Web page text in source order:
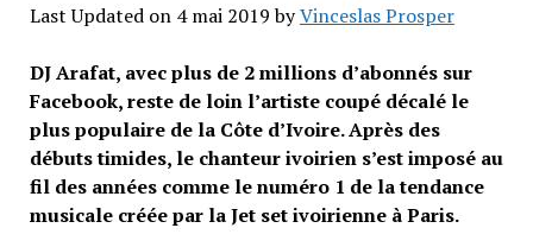
Last Updated on 4 mai 2019 byVinceslas Prosper
DJ Arafat, avec plus de 2 millions d’abonnés sur
Facebook, reste de loin l’artiste coupé décalé le
plus populaire de la Côte d’Ivoire. Après des
débuts timides, le chanteur ivoirien s’est imposé au
fil des années comme le numéro 1 de la tendance
musicale créée par la Jet set ivoirienne à Paris.